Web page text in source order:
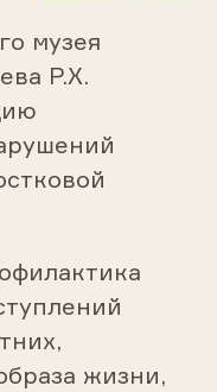
музея
Р.Х.
жизни,